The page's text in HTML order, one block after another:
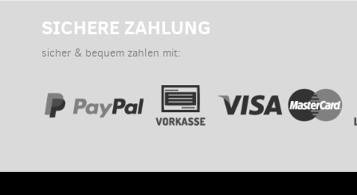
SICHERE ZAHLUNG
sicher & bequem zahlen mit: